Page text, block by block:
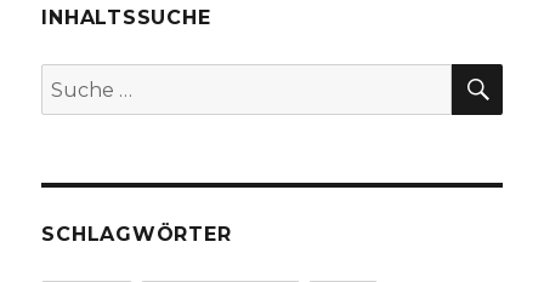
INHALTSSUCHE
Suche
nach:
SCHLAGWÖRTER